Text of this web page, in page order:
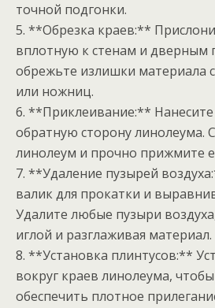
точной подгонки.
5. **Обрезка краев:**
вплотную к стенам и дверным
обрежьте излишки
или ножниц.
6. **Приклеивание:** Нанесите
обратную сторону линолеума.
линолеум и прочно прижмите
7. **Удаление пузырей
валик для прокатки и
Удалите любые пузыри
иглой и разглаживая материал.
8. **Установка плинтусов:**
вокруг краев линолеума,
обеспечить плотное